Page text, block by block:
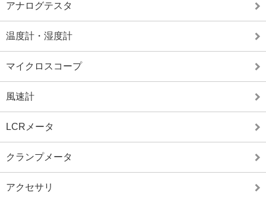
アナログテスタ
温度計・湿度計
マイクロスコープ
風速計
LCRメータ
クランプメータ
アクセサリ